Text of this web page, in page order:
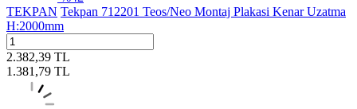
TEKPAN Tekpan 712201 Teos/Neo Montaj Plakasi Kenar Uzatma
H:2000mm
2.382,39 TL
1.381,79 TL